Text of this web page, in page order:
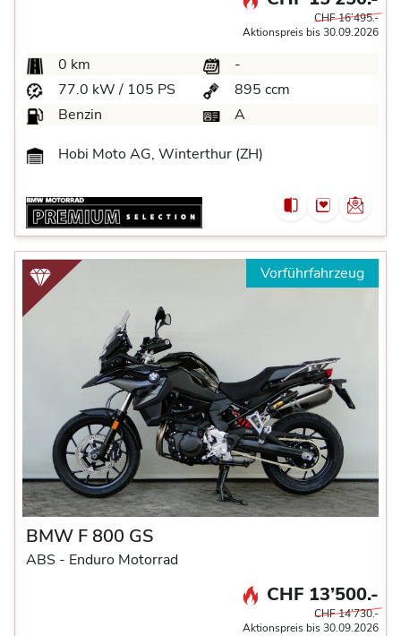
CHF 16’495.-
Aktionspreis bis 30.09.2026
0 km
-
77.0 kW / 105 PS
895 ccm
Benzin
A
Hobi Moto AG, Winterthur (ZH)
Vorführfahrzeug
BMW F 800 GS
ABS - Enduro Motorrad
CHF 13’500.-
CHF 14’730.-
Aktionspreis bis 30.09.2026